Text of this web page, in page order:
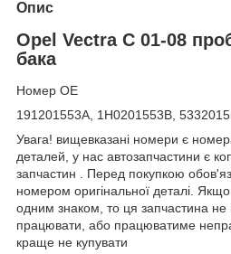
Опис
Opel Vectra C 01-08
бака
Номер OE
191201553A, 1H0201553B,
Увага! вищевказані номери є
деталей, у нас автозапчастини є
запчастин . Перед покупкою
номером оригінальної деталі.
одним знаком, то ця запчастина не
працювати, або працюватиме
краще не купувати